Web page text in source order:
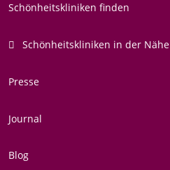
Schönheitskliniken finden
Schönheitskliniken in der Nähe
Presse
Journal
Blog